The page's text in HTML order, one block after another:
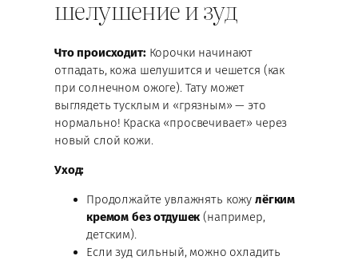
шелушение и зуд
Что происходит:Корочки начинают
отпадать, кожа шелушится и чешется (как
при солнечном ожоге). Тату может
выглядеть тусклым и «грязным» — это
нормально! Краска «просвечивает» через
новый слой кожи.
Уход:
Продолжайте увлажнять кожу лёгким
кремом без отдушек (например,
детским).
Если зуд сильный, можно охладить